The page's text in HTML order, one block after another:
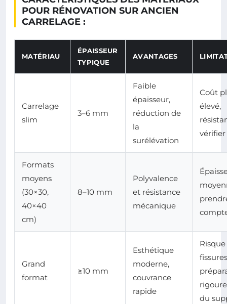
POUR RÉNOVATION SUR ANCIEN
CARRELAGE :
MATÉRIAU
ÉPAISSEUR
TYPIQUE
AVANTAGES
Carrelage
slim
3–6 mm
Faible
épaisseur,
réduction de
la
surélévation
Coût
élevé,
vérifier
Formats
moyens
(30×30,
40×40
cm)
8–10 mm
Polyvalence
et résistance
mécanique
Grand
format
≥10 mm
Esthétique
moderne,
couvrance
rapide
Risque
du